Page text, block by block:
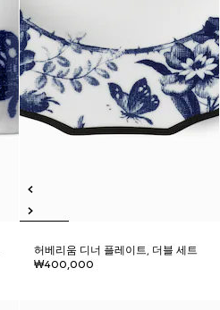
허베리움 디너 플레이트, 더블 세트
₩400,000